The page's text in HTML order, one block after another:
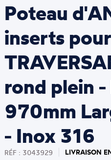
Poteau
inserts
rond plein
970mm
- Inox 316
RÉF : 3043929 LIVRAISON